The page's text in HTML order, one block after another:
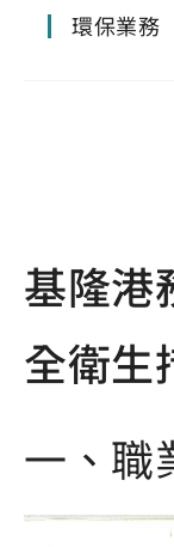
環保業務
基隆港
全衛生
一、職